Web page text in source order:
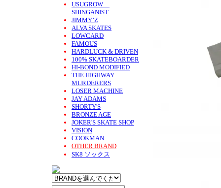
USUGROW
SHINGANIST
JIMMY’Z
ALVA SKATES
LOWCARD
FAMOUS
HARDLUCK & DRIVEN
100% SKATEBOARDER
HI-BOND MODIFIED
THE HIGHWAY
MURDERERS
LOSER MACHINE
JAY ADAMS
SHORTY'S
BRONZE AGE
JOKER'S SKATE SHOP
VISION
COOKMAN
OTHER BRAND
SK8 ソックス